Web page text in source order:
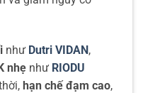
như Dutri VIDAN,
nhẹ như RIODU
hạn chế đạm cao,